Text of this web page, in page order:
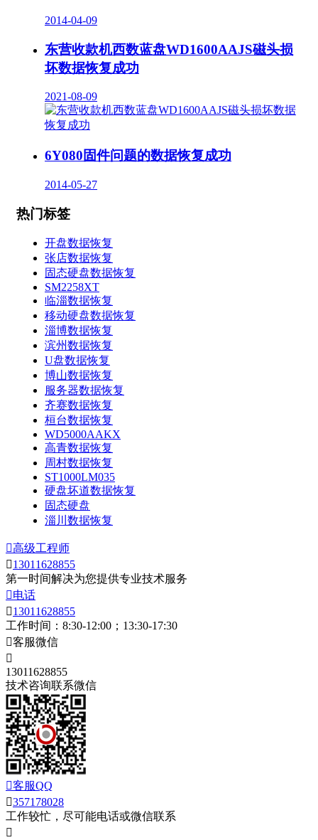
2014-04-09
东营收款机西数蓝盘WD1600AAJS磁头损
坏数据恢复成功
2021-08-09
6Y080固件问题的数据恢复成功
2014-05-27
热门标签
开盘数据恢复
张店数据恢复
固态硬盘数据恢复
SM2258XT
临淄数据恢复
移动硬盘数据恢复
淄博数据恢复
滨州数据恢复
U盘数据恢复
博山数据恢复
服务器数据恢复
齐赛数据恢复
桓台数据恢复
WD5000AAKX
高青数据恢复
周村数据恢复
ST1000LM035
硬盘坏道数据恢复
固态硬盘
淄川数据恢复
高级工程师
13011628855
第一时间解决为您提供专业技术服务
电话
13011628855
工作时间：8:30-12:00；13:30-17:30
客服微信

13011628855
技术咨询联系微信
客服QQ
357178028
工作较忙，尽可能电话或微信联系
